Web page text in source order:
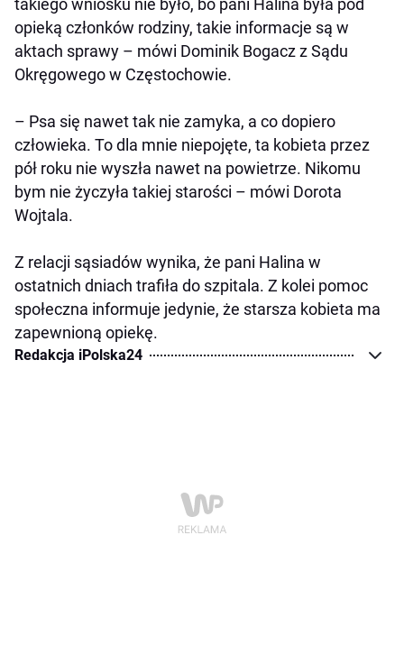
takiego wniosku nie było, bo pani Halina była pod
opieką członków rodziny, takie informacje są w
aktach sprawy – mówi Dominik Bogacz z Sądu
Okręgowego w Częstochowie.
– Psa się nawet tak nie zamyka, a co dopiero
człowieka. To dla mnie niepojęte, ta kobieta przez
pół roku nie wyszła nawet na powietrze. Nikomu
bym nie życzyła takiej starości – mówi Dorota
Wojtala.
Z relacji sąsiadów wynika, że pani Halina w
ostatnich dniach trafiła do szpitala. Z kolei pomoc
społeczna informuje jedynie, że starsza kobieta ma
zapewnioną opiekę.
Redakcja iPolska24